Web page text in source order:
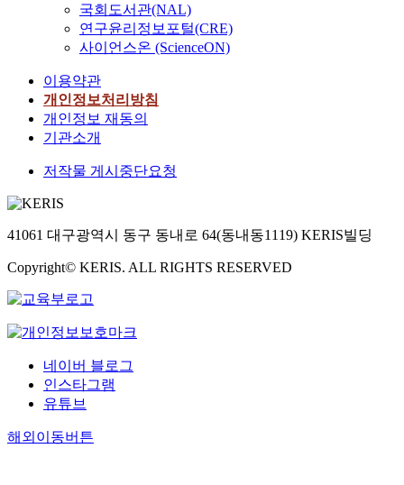
국회도서관(NAL)
연구윤리정보포털(CRE)
사이언스온 (ScienceON)
이용약관
개인정보처리방침
개인정보 재동의
기관소개
저작물 게시중단요청
41061 대구광역시 동구 동내로 64(동내동1119) KERIS빌딩
Copyright© KERIS. ALL RIGHTS RESERVED
네이버 블로그
인스타그램
유튜브
해외이동버튼